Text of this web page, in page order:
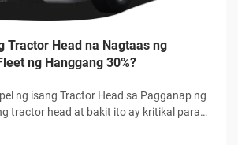
Tractor Head na Nagtaas ng
ng Hanggang 30%?
ng isang Tractor Head sa Pagganap ng
tractor head at bakit ito ay kritikal para